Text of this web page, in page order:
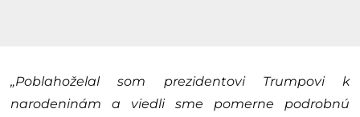
„Poblahoželal som prezidentovi Trumpovi k
narodeninám a viedli sme pomerne podrobnú